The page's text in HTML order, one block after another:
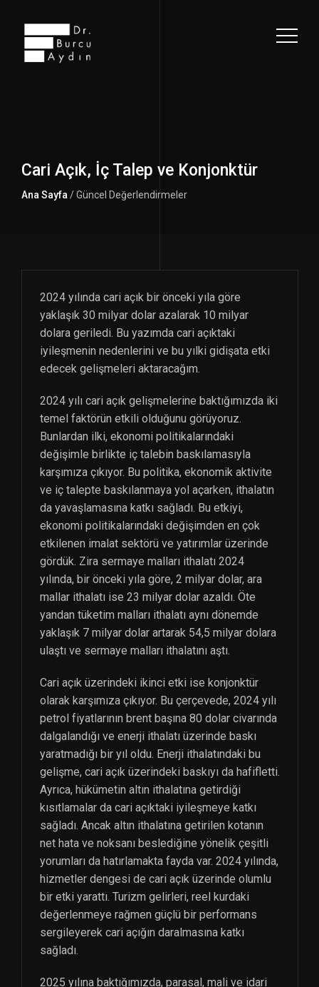
Cari Açık, İç Talep ve Konjonktür
Ana Sayfa / Güncel Değerlendirmeler
2024 yılında cari açık bir önceki yıla göre
yaklaşık 30 milyar dolar azalarak 10 milyar
dolara geriledi. Bu yazımda cari açıktaki
iyileşmenin nedenlerini ve bu yılki gidişata etki
edecek gelişmeleri aktaracağım.
2024 yılı cari açık gelişmelerine baktığımızda iki
temel faktörün etkili olduğunu görüyoruz.
Bunlardan ilki, ekonomi politikalarındaki
değişimle birlikte iç talebin baskılamasıyla
karşımıza çıkıyor. Bu politika, ekonomik aktivite
ve iç talepte baskılanmaya yol açarken, ithalatın
da yavaşlamasına katkı sağladı. Bu etkiyi,
ekonomi politikalarındaki değişimden en çok
etkilenen imalat sektörü ve yatırımlar üzerinde
gördük. Zira sermaye malları ithalatı 2024
yılında, bir önceki yıla göre, 2 milyar dolar, ara
mallar ithalatı ise 23 milyar dolar azaldı. Öte
yandan tüketim malları ithalatı aynı dönemde
yaklaşık 7 milyar dolar artarak 54,5 milyar dolara
ulaştı ve sermaye malları ithalatını aştı.
Cari açık üzerindeki ikinci etki ise konjonktür
olarak karşımıza çıkıyor. Bu çerçevede, 2024 yılı
petrol fiyatlarının brent başına 80 dolar civarında
dalgalandığı ve enerji ithalatı üzerinde baskı
yaratmadığı bir yıl oldu. Enerji ithalatındaki bu
gelişme, cari açık üzerindeki baskıyı da hafifletti.
Ayrıca, hükümetin altın ithalatına getirdiği
kısıtlamalar da cari açıktaki iyileşmeye katkı
sağladı. Ancak altın ithalatına getirilen kotanın
net hata ve noksanı beslediğine yönelik çeşitli
yorumları da hatırlamakta fayda var. 2024 yılında,
hizmetler dengesi de cari açık üzerinde olumlu
bir etki yarattı. Turizm gelirleri, reel kurdaki
değerlenmeye rağmen güçlü bir performans
sergileyerek cari açığın daralmasına katkı
sağladı.
2025 yılına baktığımızda, parasal, mali ve idari